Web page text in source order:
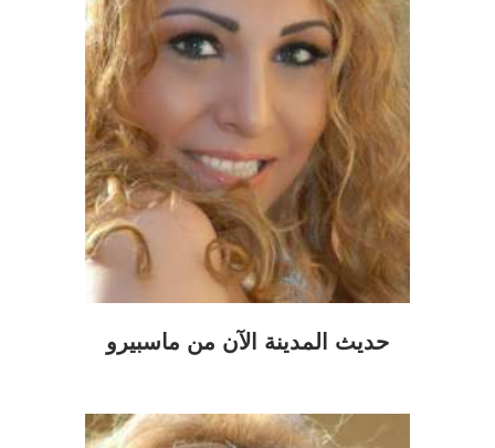
حديث المدينة الآن من ماسبيرو